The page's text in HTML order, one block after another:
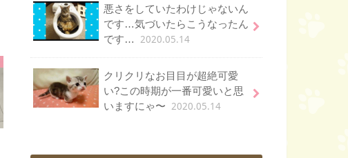
悪さをしていたわけじゃないん
です…気づいたらこうなったん
です…
2020.05.14
クリクリなお目目が超絶可愛
い?この時期が一番可愛いと思
いますにゃ〜 2020.05.14